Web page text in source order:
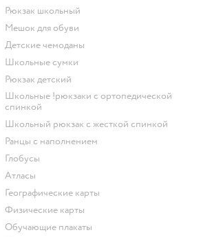
Рюкзак школьный
Мешок для обуви
Детские чемоданы
Школьные сумки
Рюкзак детский
Школьные !рюкзаки с ортопедической
спинкой
Школьный рюкзак с жесткой спинкой
Ранцы с наполнением
Глобусы
Атласы
Географические карты
Физические карты
Обучающие плакаты